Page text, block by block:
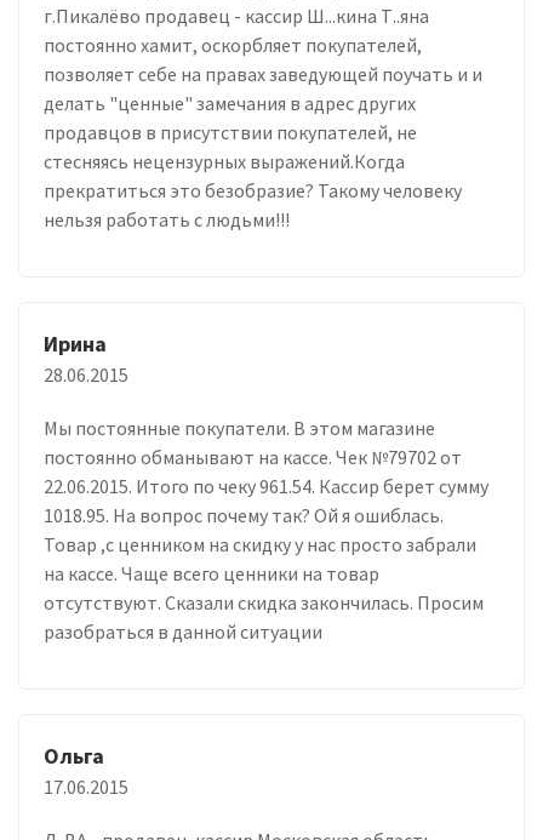
г.Пикалёво продавец - кассир Ш...кина Т..яна
постоянно хамит, оскорбляет покупателей,
позволяет себе на правах заведующей поучать и и
делать "ценные" замечания в адрес других
продавцов в присутствии покупателей, не
стесняясь нецензурных выражений.Когда
прекратиться это безобразие? Такому человеку
нельзя работать с людьми!!!
Ирина
28.06.2015
Мы постоянные покупатели. В этом магазине
постоянно обманывают на кассе. Чек №79702 от
22.06.2015. Итого по чеку 961.54. Кассир берет сумму
1018.95. На вопрос почему так? Ой я ошиблась.
Товар ,с ценником на скидку у нас просто забрали
на кассе. Чаще всего ценники на товар
отсутствуют. Сказали скидка закончилась. Просим
разобраться в данной ситуации
Ольга
17.06.2015